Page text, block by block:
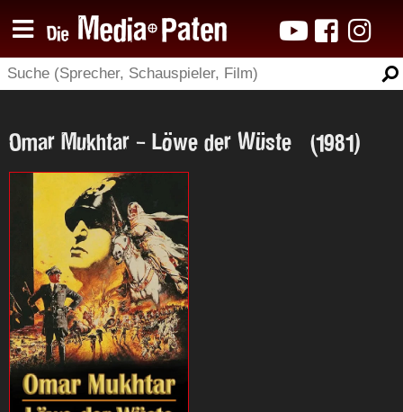
Omar Mukhtar - Löwe der Wüste (1981)